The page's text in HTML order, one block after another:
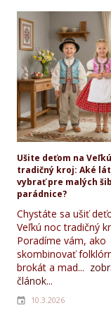
Ušite deťom na
tradičný kroj: Aké
vybrať pre malých
parádnice?
Chystáte sa ušiť
Veľkú noc tradičný
Poradíme vám, ako
skombinovať
brokát a mad...
článok...
10.3.2026